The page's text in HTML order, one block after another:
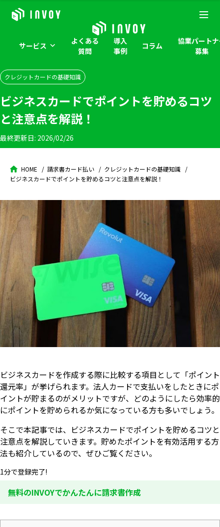
サービス
よくある
質問
導入
事例
コラム
協業パート
募集
クレジットカードの基礎知識
ビジネスカードでポイントを貯めるコツ
と注意点を解説！
最終更新日: 2026/02/26
HOME 請求書カード払い
クレジットカードの基礎知識
ビジネスカードでポイントを貯めるコツと注意点を解説！
ビジネスカードを作成する際に比較する項目として「ポイント
還元率」が挙げられます。法人カードで支払いをしたときにポ
イントが貯まるのがメリットですが、どのようにしたら効率的
にポイントを貯められるか気になっている方も多いでしょう。
そこで本記事では、ビジネスカードでポイントを貯めるコツと
注意点を解説していきます。貯めたポイントを有効活用する方
法も紹介しているので、ぜひご覧ください。
1分で登録完了!
無料のINVOYでかんたんに請求書作成